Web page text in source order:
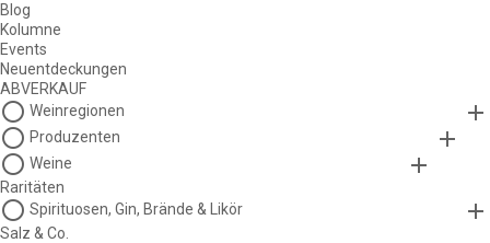
Blog
Kolumne
Events
Neuentdeckungen
ABVERKAUF
panorama_fish_eye Weinregionen
add
panorama_fish_eye Produzenten
add
panorama_fish_eye Weine add
Raritäten
panorama_fish_eye Spirituosen, Gin, Brände & Likör add
Salz & Co.